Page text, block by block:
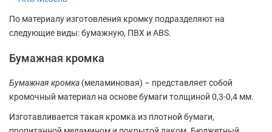
По материалу изготовления кромку подразделяют на
следующие виды: бумажную, ПВХ и ABS.
Бумажная кромка
Бумажная кромка (меламиновая) – представляет собой
кромочный материал на основе бумаги толщиной 0,3-0,4 мм.
Изготавливается такая кромка из плотной бумаги,